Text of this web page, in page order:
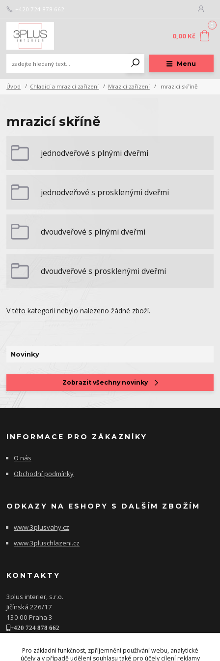
Menu
+420 724 878 662
0
0,00 Kč
Úvod Chladicí a mrazicí zařízení Mrazicí zařízení mrazicí skříně
mrazicí skříně
jednodveřové s plnými dveřmi
jednodveřové s prosklenými dveřmi
dvoudveřové s plnými dveřmi
dvoudveřové s prosklenými dveřmi
V této kategorii nebylo nalezeno žádné zboží.
Novinky
Zobrazit všechny novinky
INFORMACE PRO ZÁKAZNÍKY
O nás
Obchodní podmínky
ODKAZY NA ESHOPY S DALŠÍM ZBOŽÍM
www.3plusvahy.cz
www.3pluschlazeni.cz
KONTAKTY
3plus interier, s.r.o.
Jičínská 226/17
130 00 Praha 3
+420 724 878 662
www.3plusinterier.cz
facebook
Pro základní funkčnost, zpříjemnění používání webu, analytické
účely a v případě udělení souhlasu také pro účely cílení reklamy